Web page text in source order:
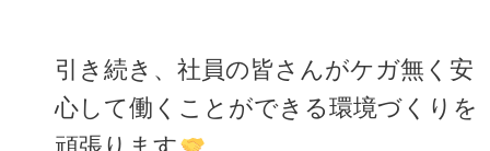
引き続き、社員の皆さんがケガ無く安
心して働くことができる環境づくりを